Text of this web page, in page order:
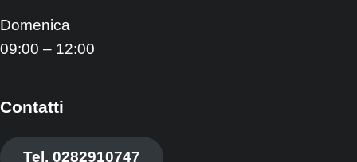
Domenica
09:00 – 12:00
Contatti
Tel. 0282910747